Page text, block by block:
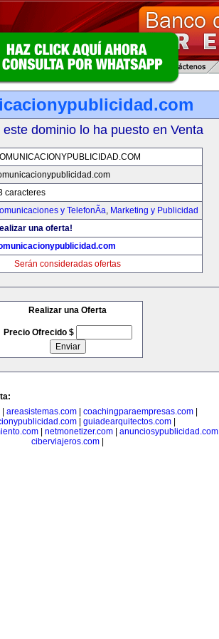
dominio lo ha puesto en Venta
caracteres
y TelefonÃ­a, Marketing y Publicidad
una oferta!
Serán consideradas ofertas
Realizar una Oferta
Precio Ofrecido $
areasistemas.com coachingparaempresas.com
guiadearquitectos.com
| netmonetizer.com| anunciosypublicidad.com|
ciberviajeros.com